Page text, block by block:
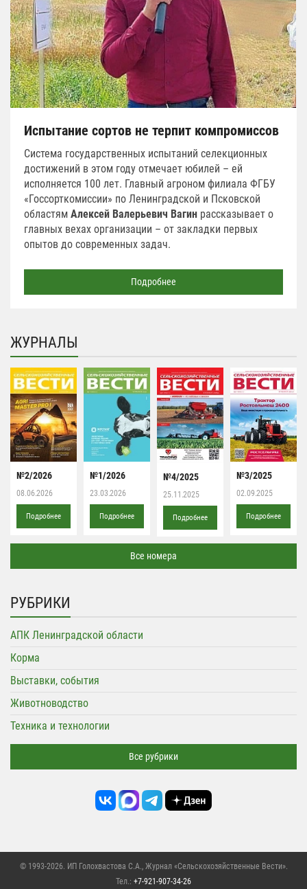
Испытание сортов не терпит компромиссов
Система государственных испытаний селекционных
достижений в этом году отмечает юбилей – ей
исполняется 100 лет. Главный агроном филиала ФГБУ
«Госсорткомиссии» по Ленинградской и Псковской
областям Алексей Валерьевич Вагин рассказывает о
главных вехах организации – от закладки первых
опытов до современных задач.
Подробнее
ЖУРНАЛЫ
№2/2026
08.06.2026
Подробнее
№1/2026
23.03.2026
Подробнее
№4/2025
25.11.2025
Подробнее
№3/2025
02.09.2025
Подробнее
Все номера
РУБРИКИ
АПК Ленинградской области
Корма
Выставки, события
Животноводство
Техника и технологии
Все рубрики
© 1993-2026. ИП Голохвастова С.А., Журнал «Сельскохозяйственные Вести».
Тел.: +7-921-907-34-26